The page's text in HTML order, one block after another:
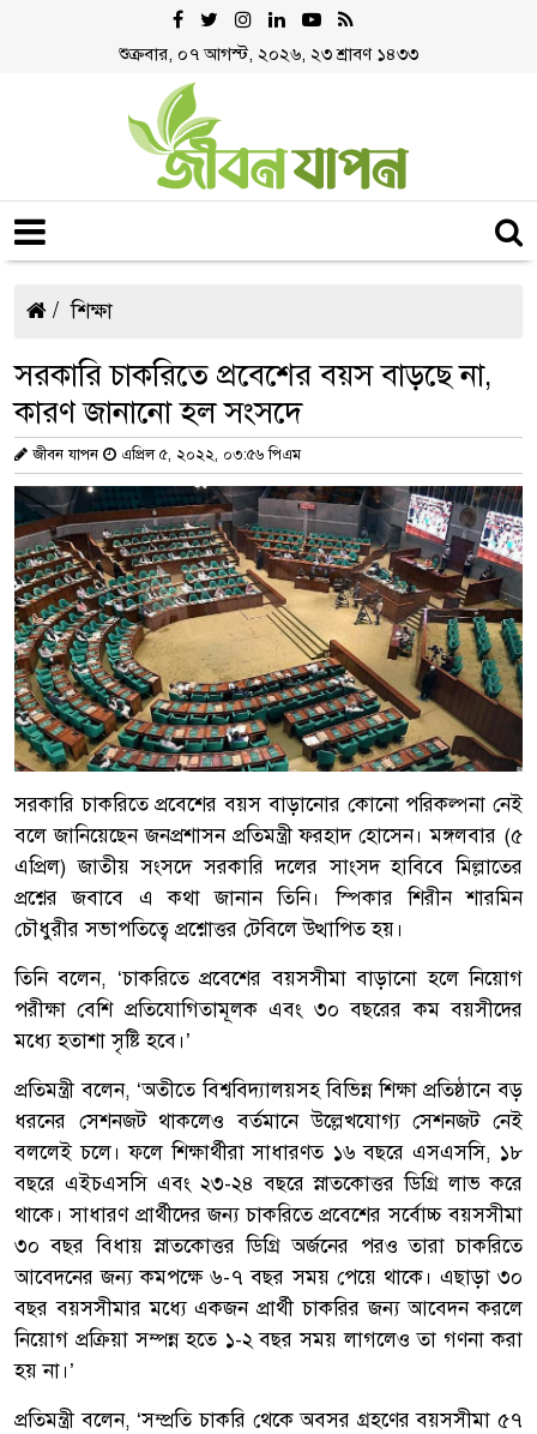
শুক্রবার, ০৭ আগস্ট, ২০২৬, ২৩ শ্রাবণ ১৪৩৩
শিক্ষা
সরকারি চাকরিতে প্রবেশের বয়স বাড়ছে না,
কারণ জানানো হল সংসদে
জীবন যাপন এপ্রিল ৫, ২০২২, ০৩:৫৬ পিএম
সরকারি চাকরিতে প্রবেশের বয়স বাড়ানোর কোনো পরিকল্পনা নেই
বলে জানিয়েছেন জনপ্রশাসন প্রতিমন্ত্রী ফরহাদ হোসেন। মঙ্গলবার (৫
এপ্রিল) জাতীয় সংসদে সরকারি দলের সাংসদ হাবিবে মিল্লাতের
প্রশ্নের জবাবে এ কথা জানান তিনি। স্পিকার শিরীন শারমিন
চৌধুরীর সভাপতিত্বে প্রশ্নোত্তর টেবিলে উত্থাপিত হয়।
তিনি বলেন, ‘চাকরিতে প্রবেশের বয়সসীমা বাড়ানো হলে নিয়োগ
পরীক্ষা বেশি প্রতিযোগিতামূলক এবং ৩০ বছরের কম বয়সীদের
মধ্যে হতাশা সৃষ্টি হবে।’
প্রতিমন্ত্রী বলেন, ‘অতীতে বিশ্ববিদ্যালয়সহ বিভিন্ন শিক্ষা প্রতিষ্ঠানে বড়
ধরনের সেশনজট থাকলেও বর্তমানে উল্লেখযোগ্য সেশনজট নেই
বললেই চলে। ফলে শিক্ষার্থীরা সাধারণত ১৬ বছরে এসএসসি, ১৮
বছরে এইচএসসি এবং ২৩-২৪ বছরে স্নাতকোত্তর ডিগ্রি লাভ করে
থাকে। সাধারণ প্রার্থীদের জন্য চাকরিতে প্রবেশের সর্বোচ্চ বয়সসীমা
৩০ বছর বিধায় স্নাতকোত্তর ডিগ্রি অর্জনের পরও তারা চাকরিতে
আবেদনের জন্য কমপক্ষে ৬-৭ বছর সময় পেয়ে থাকে। এছাড়া ৩০
বছর বয়সসীমার মধ্যে একজন প্রার্থী চাকরির জন্য আবেদন করলে
নিয়োগ প্রক্রিয়া সম্পন্ন হতে ১-২ বছর সময় লাগলেও তা গণনা করা
হয় না।’
প্রতিমন্ত্রী বলেন, ‘সম্প্রতি চাকরি থেকে অবসর গ্রহণের বয়সসীমা ৫৭